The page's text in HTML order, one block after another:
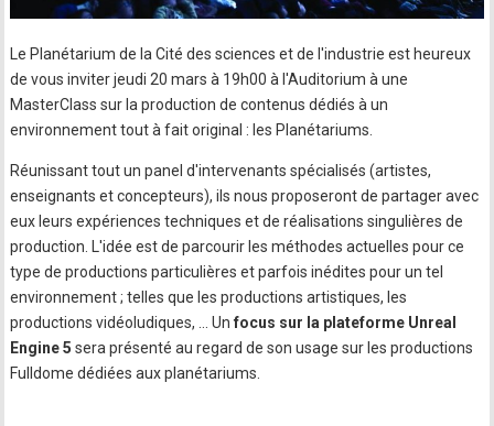
Le Planétarium de la Cité des sciences et de l'industrie est heureux
de vous inviter jeudi 20 mars à 19h00 à l'Auditorium à une
MasterClass sur la production de contenus dédiés à un
environnement tout à fait original : les Planétariums.
Réunissant tout un panel d'intervenants spécialisés (artistes,
enseignants et concepteurs), ils nous proposeront de partager avec
eux leurs expériences techniques et de réalisations singulières de
production. L'idée est de parcourir les méthodes actuelles pour ce
type de productions particulières et parfois inédites pour un tel
environnement ; telles que les productions artistiques, les
productions vidéoludiques, ... Unfocus sur la plateforme Unreal
Engine 5 sera présenté au regard de son usage sur les productions
Fulldome dédiées aux planétariums.